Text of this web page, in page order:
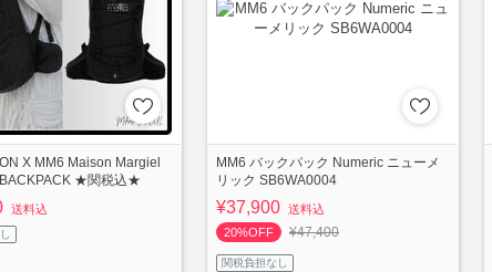
X MM6 Maison Margiel
★関税込★
送料込
MM6 バックパック Numeric ニューメ
リック SB6WA0004
¥37,900 送料込
20%OFF
¥47,400
関税負担なし